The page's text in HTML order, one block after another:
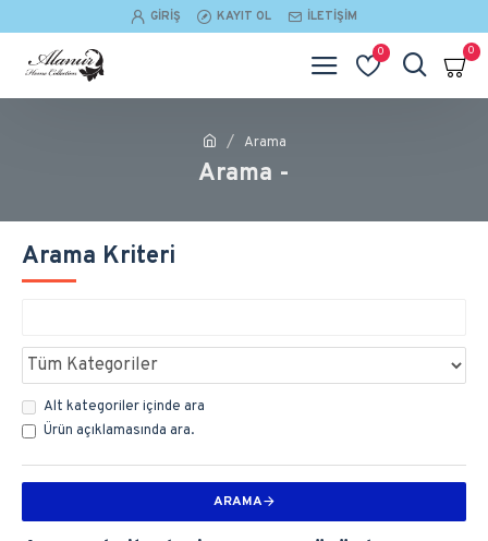
GIRIŞ KAYIT OL İLETIŞIM
0 0
Arama
Arama -
Arama Kriteri
Alt kategoriler içinde ara
Ürün açıklamasında ara.
ARAMA